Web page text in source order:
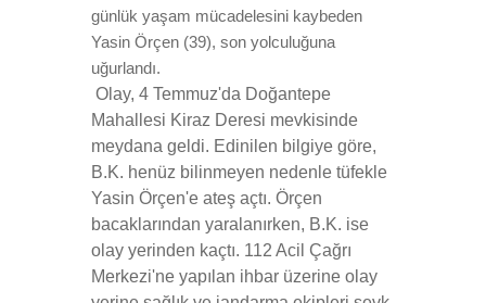
günlük yaşam mücadelesini kaybeden
Yasin Örçen (39), son yolculuğuna
uğurlandı.
Olay, 4 Temmuz'da Doğantepe
Mahallesi Kiraz Deresi mevkisinde
meydana geldi. Edinilen bilgiye göre,
B.K. henüz bilinmeyen nedenle tüfekle
Yasin Örçen'e ateş açtı. Örçen
bacaklarından yaralanırken, B.K. ise
olay yerinden kaçtı. 112 Acil Çağrı
Merkezi'ne yapılan ihbar üzerine olay